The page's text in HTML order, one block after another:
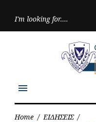
menu
Home / ΕΙΔΗΣΕΙΣ /